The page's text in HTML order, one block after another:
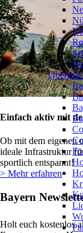
Einfach aktiv mit
Ob mit dem eigenen
ideale Infrastruktur
sportlich entspannt!
> Mehr erfahren
Bayern
Holt euch kostenlos